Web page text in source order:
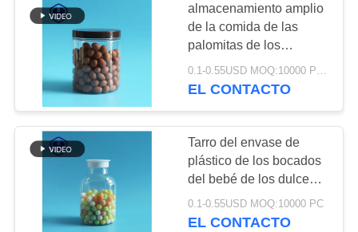
DE
TRABAJO
BLOG
SOLICITAR
UNA CITA
Latas de soda
plásticas
almacenamiento amplio
de la comida de las
palomitas de los
cacahuetes de la boca
del tarro del envase de
0.1-0.55USD MOQ:10000 PCS
EL CONTACTO
Tarro del envase de
plástico de los bocados
del bebé de los dulces
alrededor de la pequeña
boca
0.1-0.55USD MOQ:10000 PC
EL CONTACTO